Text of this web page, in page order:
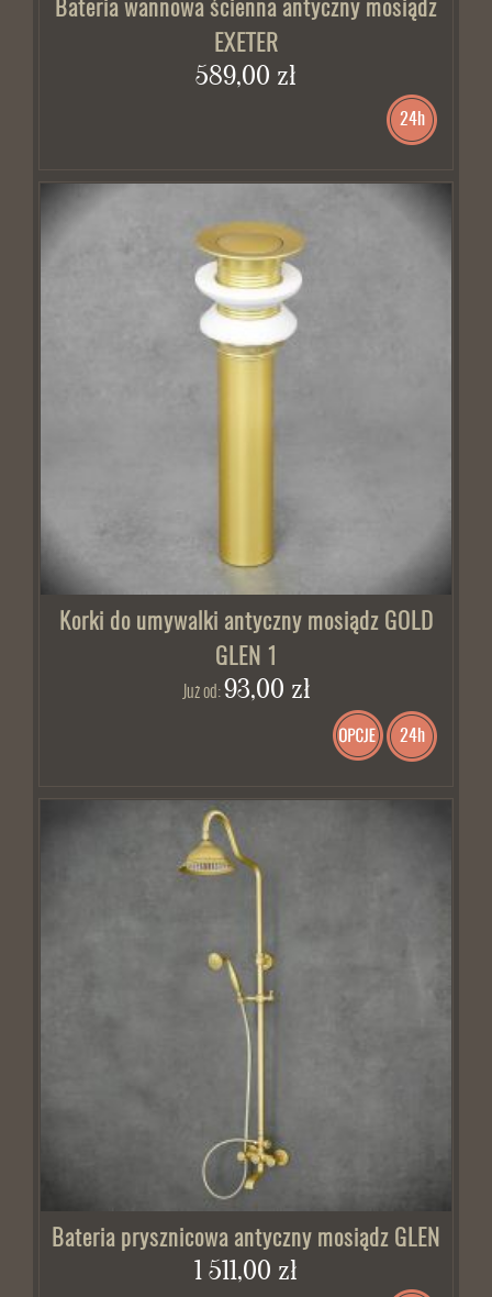
Bateria wannowa ścienna antyczny mosiądz
EXETER
589,00 zł
24h
Korki do umywalki antyczny mosiądz GOLD
GLEN 1
Już od: 93,00 zł
24h
Bateria prysznicowa antyczny mosiądz GLEN
1 511,00 zł